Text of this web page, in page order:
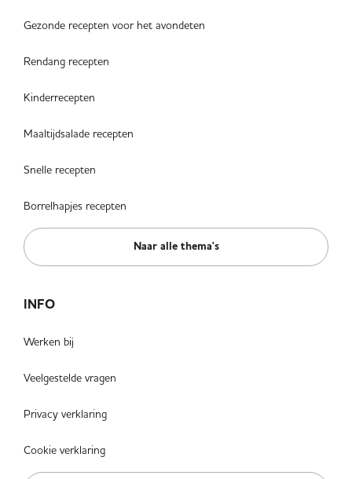
Gezonde recepten voor het avondeten
Rendang recepten
Kinderrecepten
Maaltijdsalade recepten
Snelle recepten
Borrelhapjes recepten
Naar alle thema's
INFO
Werken bij
Veelgestelde vragen
Privacy verklaring
Cookie verklaring